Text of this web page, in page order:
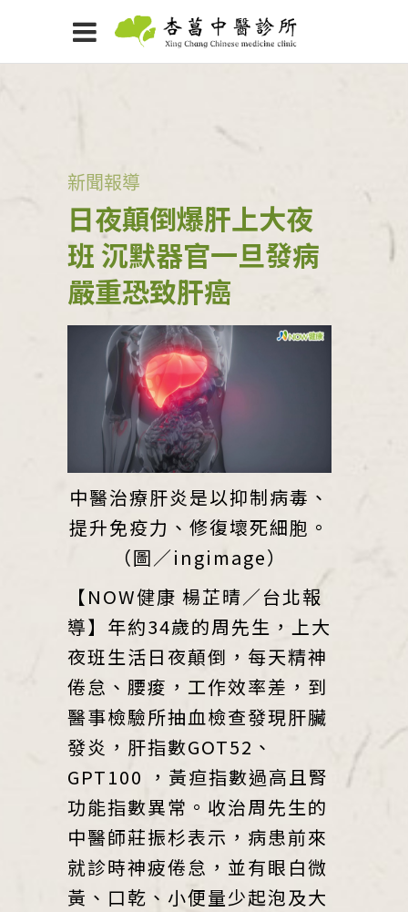
新聞報導
日夜顛倒爆肝上大夜
班 沉默器官一旦發病
嚴重恐致肝癌
中醫治療肝炎是以抑制病毒、
提升免疫力、修復壞死細胞。
（圖／ingimage）
【NOW健康 楊芷晴／台北報
導】年約34歲的周先生，上大
夜班生活日夜顛倒，每天精神
倦怠、腰痠，工作效率差，到
醫事檢驗所抽血檢查發現肝臟
發炎，肝指數GOT52、
GPT100 ，黃疸指數過高且腎
功能指數異常。收治周先生的
中醫師莊振杉表示，病患前來
就診時神疲倦怠，並有眼白微
黃、口乾、小便量少起泡及大